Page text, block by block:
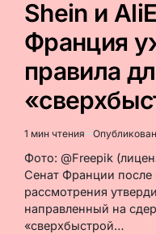
Shein и
Франция
правила
Расчётное
время
чтения
1 мин чтения
Фото: @Freepik
Сенат Франции после
рассмотрения
направленный на
«сверхбыстрой…